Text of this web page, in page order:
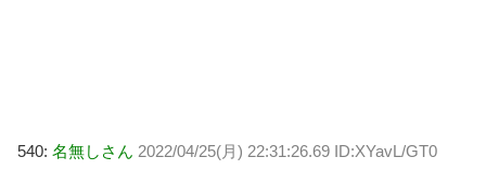
540: 名無しさん 2022/04/25(月) 22:31:26.69 ID:XYavL/GT0